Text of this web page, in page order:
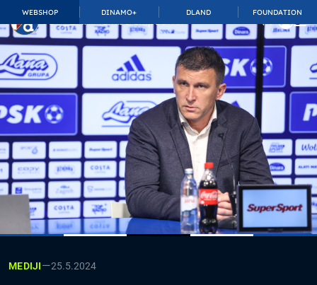
WEBSHOP DINAMO+ DLAND FOUNDATION
TOP_BAR.MembershipSuffix
MEDIJI—25.5.2024